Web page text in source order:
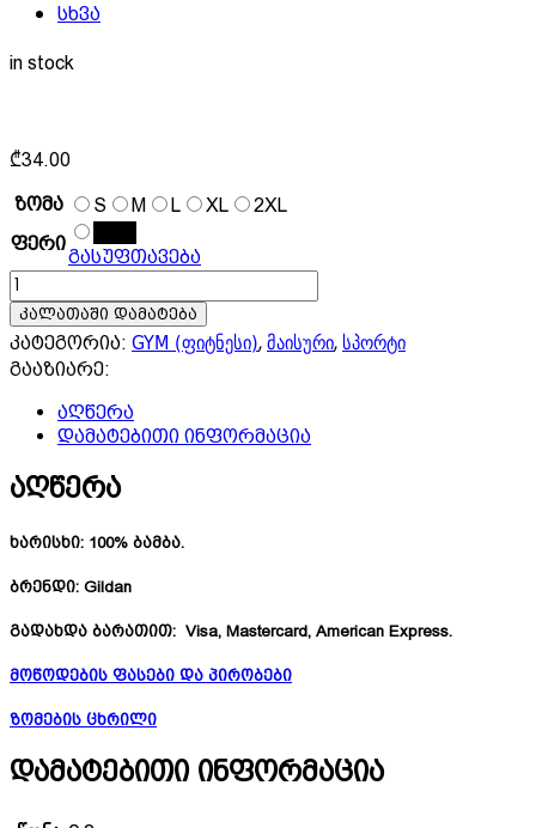
სხვა
in stock
₾34.00
ზომა
S M L XL
2XL
ფერი
გასუფთავება
რაოდენობა:
Summer
Body
Loading...
კალათაში დამატება
კატეგორია: GYM (ფიტნესი),მაისური, სპორტი
გააზიარე:
აღწერა
დამატებითი ინფორმაცია
აღწერა
ხარისხი: 100% ბამბა.
ბრენდი: Gildan
გადახდა ბარათით: Visa, Mastercard, American Express.
მოწოდების ფასები და პირობები
ზომების ცხრილი
დამატებითი ინფორმაცია